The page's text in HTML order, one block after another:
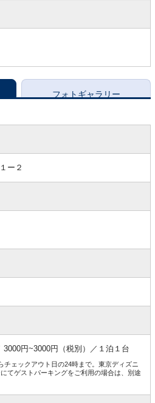
フォトギャラリー
ー２
円~3000円（税別）／１泊１台
ェックアウト日の24時まで。東京ディズニ
てゲストパーキングをご利用の場合は、別途